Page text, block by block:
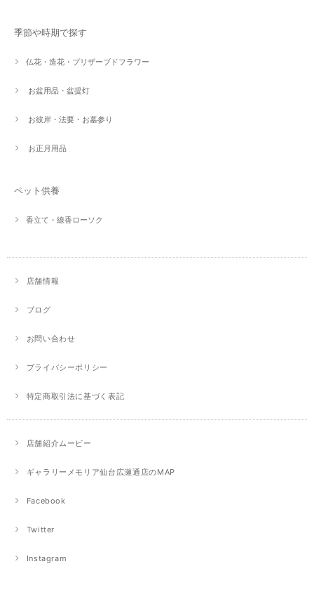
季節や時期で探す
仏花・造花・プリザーブドフラワー
お盆用品・盆提灯
お彼岸・法要・お墓参り
お正月用品
ペット供養
香立て・線香ローソク
店舗情報
ブログ
お問い合わせ
プライバシーポリシー
特定商取引法に基づく表記
店舗紹介ムービー
ギャラリーメモリア仙台広瀬通店のMAP
Facebook
Twitter
Instagram